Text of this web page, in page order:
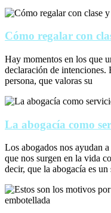
Cómo regalar con
Hay momentos en los que
declaración de intenciones.
persona, que valoras su
La abogacía como
Los abogados nos ayudan
que nos surgen en la vida
decir, que la abogacía es